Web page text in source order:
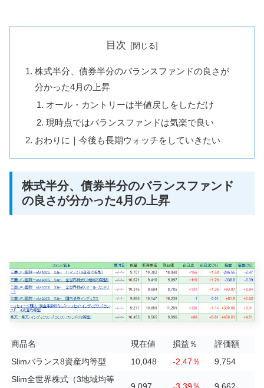
目次
株式半分、債券半分のバランスファンドの良さが
分かった4月の上昇
オール・カントリーは半値戻しをしただけ
現時点ではバランスファンドは気楽で良い
おわりに｜今後も長期ウォッチをしていきたい
株式半分、債券半分のバランスファンド
の良さが分かった4月の上昇
商品名 現在値 損益％
評価額
Slimバランス8資産均等型
10,048 -2.47％
9,754
Slim全世界株式（3地域均等